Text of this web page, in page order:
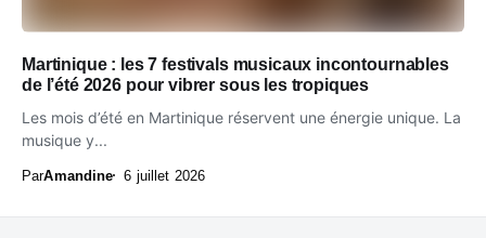
Martinique : les 7 festivals musicaux incontournables
de l’été 2026 pour vibrer sous les tropiques
Les mois d’été en Martinique réservent une énergie unique. La
musique y...
ParAmandine 6 juillet 2026